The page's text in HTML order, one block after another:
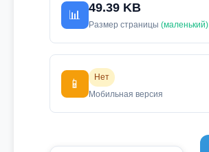
📊
49.39 KB
Размер страницы (маленький)
📱
Нет
Мобильная версия